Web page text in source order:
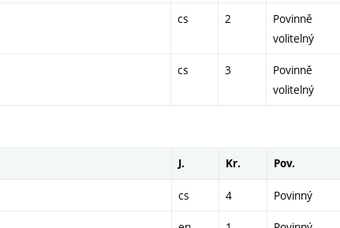
cs 2
Povinně
volitelný
cs 3
Povinně
volitelný
J. Kr. Pov.
cs 4 Povinný